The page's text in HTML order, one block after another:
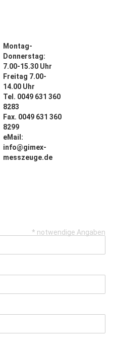
Montag-
Donnerstag:
7.00-15.30 Uhr
Freitag 7.00-
14.00 Uhr
Tel. 0049 631 360
8283
Fax. 0049 631 360
8299
eMail:
info@gimex-
messzeuge.de
* notwendige Angaben